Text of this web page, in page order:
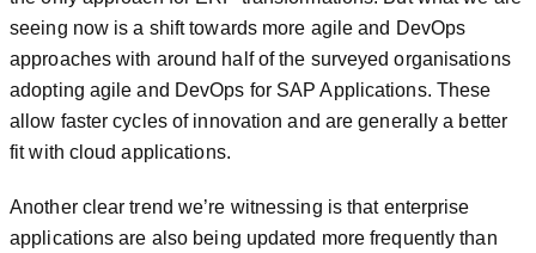
seeing now is a shift towards more agile and DevOps
approaches with around half of the surveyed organisations
adopting agile and DevOps for SAP Applications. These
allow faster cycles of innovation and are generally a better
fit with cloud applications.
Another clear trend we’re witnessing is that enterprise
applications are also being updated more frequently than